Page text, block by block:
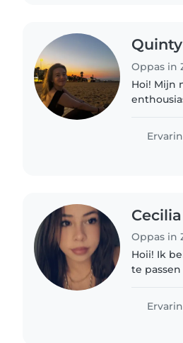
Quinty
Oppas in
Hoi! Mijn
enthousiaste,
Cecilia
Oppas in
Hoii! Ik
te passen